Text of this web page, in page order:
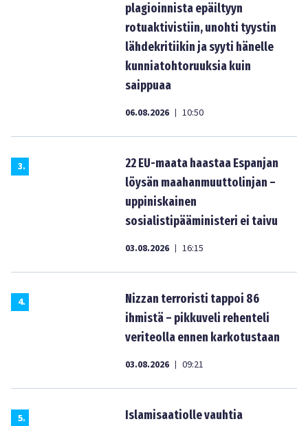
plagioinnista epäiltyyn
rotuaktivistiin, unohti tyystin
lähdekritiikin ja syyti hänelle
kunniatohtoruuksia kuin
saippuaa
06.08.2026 | 10:50
3.
22 EU-maata haastaa Espanjan
löysän maahanmuuttolinjan –
uppiniskainen
sosialistipääministeri ei taivu
03.08.2026 | 16:15
4.
Nizzan terroristi tappoi 86
ihmistä – pikkuveli rehenteli
veriteolla ennen karkotustaan
03.08.2026 | 09:21
5.
Islamisaatiolle vauhtia